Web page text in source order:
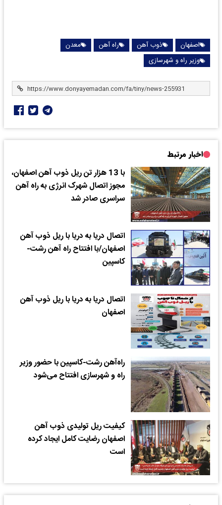
اصفهان ذوب آهن راه آهن
معدن
وزیر راه و شهرسازی
اخبار مرتبط
با 13 هزار تن ریل ذوب آهن اصفهان،
مجوز اتصال شهرک انرژی به راه آهن
سراسری صادر شد
اتصال دریا به دریا با ریل ذوب آهن
اصفهان/با افتتاح راه آهن رشت-
کاسپین
اتصال دریا به دریا با ریل ذوب آهن
اصفهان
راه‌آهن رشت-کاسپین با حضور وزیر
راه و شهرسازی افتتاح می‌شود
کیفیت ریل تولیدی ذوب آهن
اصفهان رضایت کامل ایجاد کرده
است